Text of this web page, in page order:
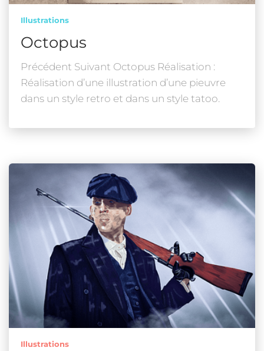
Illustrations
Octopus
Précédent Suivant Octopus Réalisation :
Réalisation d’une illustration d’une pieuvre
dans un style retro et dans un style tatoo.
Illustrations